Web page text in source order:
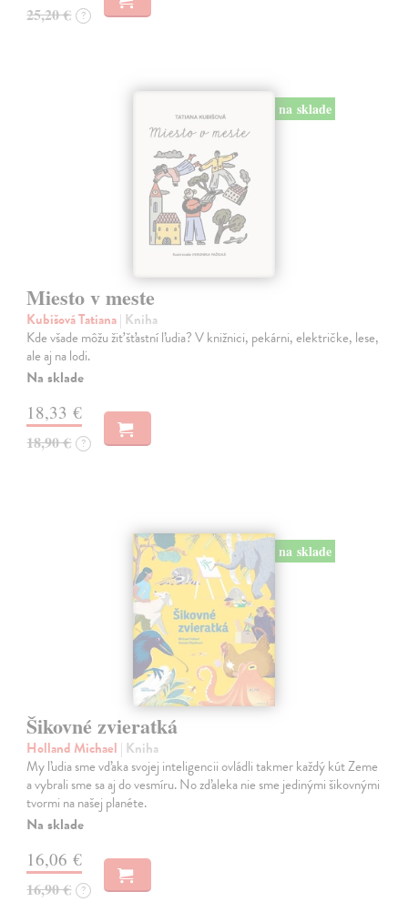
25,20 € ?
na sklade
Miesto v meste
Kubišová Tatiana| Kniha
Kde všade môžu žiť šťastní ľudia? V knižnici, pekárni, električke, lese,
ale aj na lodi.
Na sklade
18,33 €
18,90 € ?
na sklade
Šikovné zvieratká
Holland Michael | Kniha
My ľudia sme vďaka svojej inteligencii ovládli takmer každý kút Zeme
a vybrali sme sa aj do vesmíru. No zďaleka nie sme jedinými šikovnými
tvormi na našej planéte.
Na sklade
16,06 €
16,90 € ?